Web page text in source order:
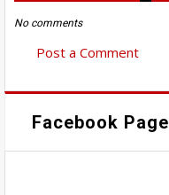
No comments
Post a Comment
Facebook Page